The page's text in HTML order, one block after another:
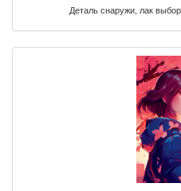
Деталь снаружи, лак